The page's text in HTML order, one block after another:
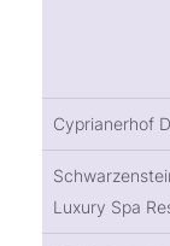
Cyprianerhof
Luxury Spa